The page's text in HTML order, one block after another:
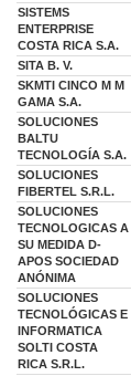
SISTEMS
ENTERPRISE
COSTA RICA S.A.
SITA B. V.
SKMTI CINCO M M
GAMA S.A.
SOLUCIONES
BALTU
TECNOLOGÍA S.A.
SOLUCIONES
FIBERTEL S.R.L.
SOLUCIONES
TECNOLOGICAS A
SU MEDIDA D-
APOS SOCIEDAD
ANÓNIMA
SOLUCIONES
TECNOLÓGICAS E
INFORMATICA
SOLTI COSTA
RICA S.R.L.